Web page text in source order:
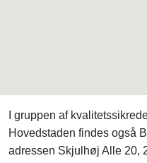
I gruppen af
Hovedstaden findes også
adressen Skjulhøj Alle 20,